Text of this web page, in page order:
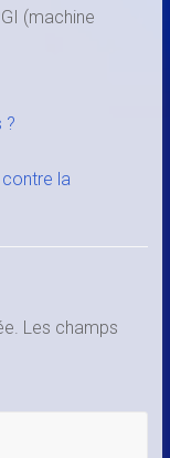
(machine
?
la
Les champs